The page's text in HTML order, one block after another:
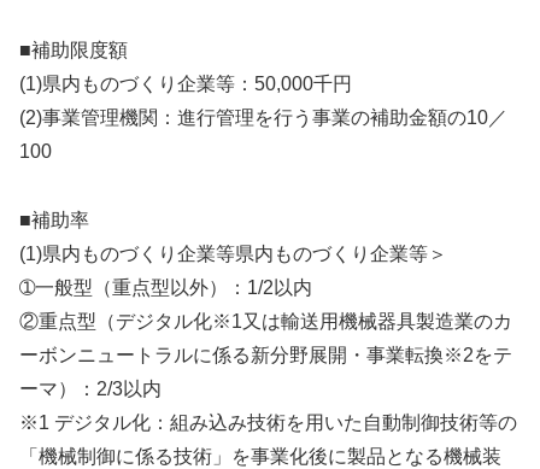
■補助限度額
(1)県内ものづくり企業等：50,000千円
(2)事業管理機関：進行管理を行う事業の補助金額の10／
100
■補助率
(1)県内ものづくり企業等県内ものづくり企業等＞
➀一般型（重点型以外）：1/2以内
②重点型（デジタル化※1又は輸送用機械器具製造業のカ
ーボンニュートラルに係る新分野展開・事業転換※2をテ
ーマ）：2/3以内
※1 デジタル化：組み込み技術を用いた自動制御技術等の
「機械制御に係る技術」を事業化後に製品となる機械装